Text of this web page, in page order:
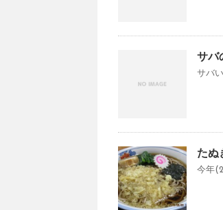
サバ
サバ
たぬ
今年